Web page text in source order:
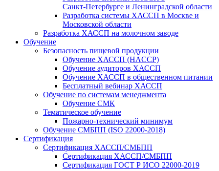
Санкт‑Петербурге и Ленинградской области
Разработка системы ХАССП в Москве и
Московской области
Разработка ХАССП на молочном заводе
Обучение
Безопасность пищевой продукции
Обучение ХАССП (HACCP)
Обучение аудиторов ХАССП
Обучение ХАССП в общественном питании
Бесплатный вебинар ХАССП
Обучение по системам менеджмента
Обучение СМК
Тематическое обучение
Пожарно-технический минимум
Обучение СМБПП (ISO 22000-2018)
Сертификация
Сертификация ХАССП/СМБПП
Сертификация ХАССП/СМБПП
Сертификация ГОСТ Р ИСО 22000-2019